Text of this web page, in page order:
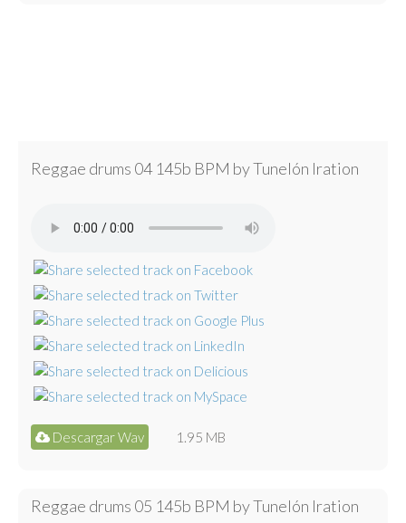
Reggae drums 04 145b BPM by Tunelón Iration
Descargar Wav 1.95 MB
Reggae drums 05 145b BPM by Tunelón Iration